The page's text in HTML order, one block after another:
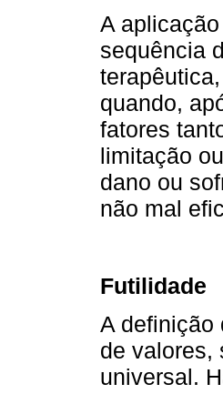
A
sequência
quando,
fatores
limitação
dano ou
não mal
Futilidade
A definição
de valores,
universal.